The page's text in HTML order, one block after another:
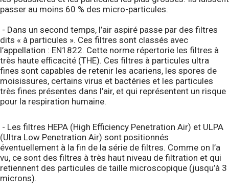
passer au moins 60 % des micro-particules.
- Dans un second temps, l’air aspiré passe par des filtres
dits « à particules ». Ces filtres sont classés avec
l’appellation : EN1822. Cette norme répertorie les filtres à
très haute efficacité (THE). Ces filtres à particules ultra
fines sont capables de retenir les acariens, les spores de
moisissures, certains virus et bactéries et les particules
très fines présentes dans l’air, et qui représentent un risque
pour la respiration humaine.
- Les filtres HEPA (High Efficiency Penetration Air) et ULPA
(Ultra Low Penetration Air) sont positionnés
éventuellement à la fin de la série de filtres. Comme on l’a
vu, ce sont des filtres à très haut niveau de filtration et qui
retiennent des particules de taille microscopique (jusqu’à 3
microns).